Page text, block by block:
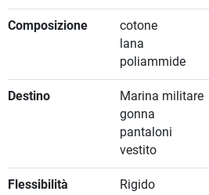
Composizione
cotone
lana
poliammide
Destino
Marina militare
gonna
pantaloni
vestito
Flessibilità Rigido